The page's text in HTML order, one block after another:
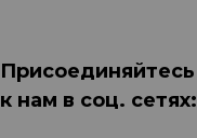
Присоединяйтесь
к нам в соц. сетях: